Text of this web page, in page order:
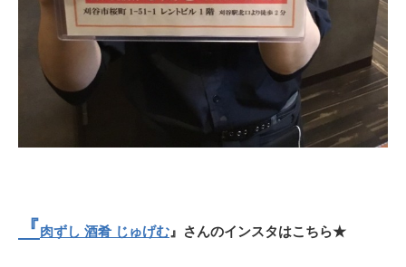
『肉ずし 酒肴 じゅげむ 』さんのインスタはこちら★